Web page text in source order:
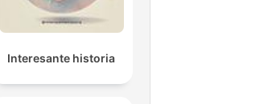
Interesante historia